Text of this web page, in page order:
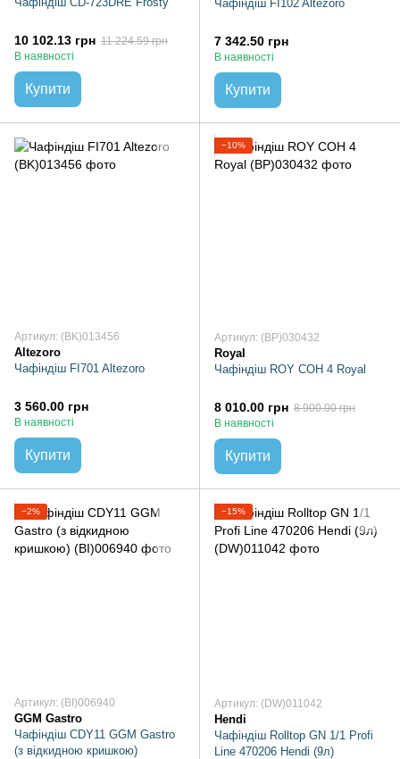
10 102.13 грн 11 224.59 грн
В наявності
Купити
Чафіндіш FI102 Altezoro
7 342.50 грн
В наявності
Купити
Артикул: (BK)013456
Altezoro
Чафіндіш FI701 Altezoro
3 560.00 грн
В наявності
Купити
−10%
Артикул: (BP)030432
Royal
Чафіндіш ROY COH 4 Royal
8 010.00 грн 8 900.00 грн
В наявності
Купити
−2%
Артикул: (BI)006940
GGM Gastro
Чафіндіш CDY11 GGM Gastro
(з відкидною кришкою)
−15%
Артикул: (DW)011042
Hendi
Чафіндіш Rolltop GN 1/1 Profi
Line 470206 Hendi (9л)